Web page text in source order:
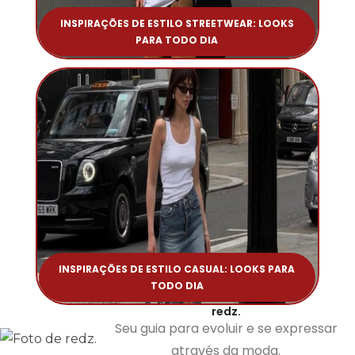
INSPIRAÇÕES DE ESTILO STREETWEAR: LOOKS
PARA TODO DIA
INSPIRAÇÕES DE ESTILO CASUAL: LOOKS PARA
TODO DIA
redz.
Seu guia para evoluir e se expressar
através da moda.